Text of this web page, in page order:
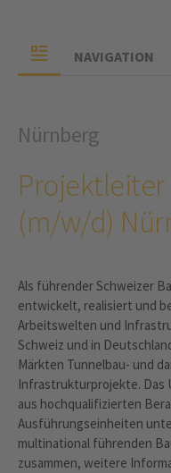
NAVIGATION
Nürnberg
Projektleiter
(m/w/d)
Als führender Schweizer
entwickelt, realisiert und
Arbeitswelten und
Schweiz und in
Märkten Tunnelbau- und
Infrastrukturprojekte. Das
aus hochqualifizierten
Ausführungseinheiten
multinational führenden
zusammen, weitere